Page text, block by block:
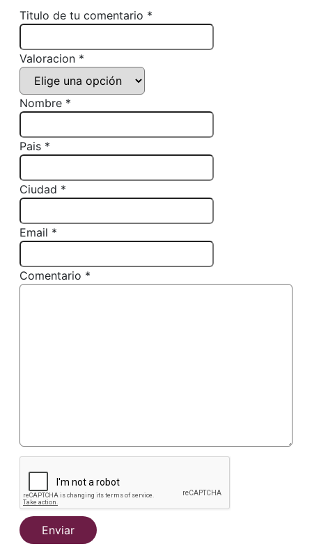
Titulo de tu comentario *
Valoracion *
Nombre *
Pais *
Ciudad *
Email *
Comentario *
Enviar